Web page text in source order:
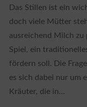
Das Stillen ist ein
doch viele Mütter
ausreichend Milch
Spiel, ein
fördern soll. Die
es sich dabei nur um
Kräuter, die in…